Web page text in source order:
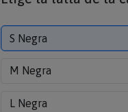
S Negra
M Negra
L Negra